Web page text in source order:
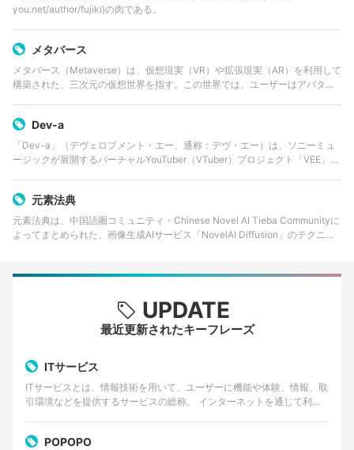
you.net/author/fujiki)の肉である。
メタバース
メタバース（Metaverse）は、仮想現実（VR）や拡張現実（AR）を利用して
構築された、三次元の仮想世界を指す。この世界では、ユーザーはアバター
Dev-a
「Dev-a」（デヴェロプメント・エー、通称：デヴ・エー）は、ソニーミュ
ージックが展開するバーチャルYouTuber（VTuber）プロジェクト「VEE」に
元素法典
元素法典は、中国語圏コミュニティ・Chinese Novel AI Tieba Communityに
よってまとめられた、画像生成AIサービス「NovelAI Diffusion」のテクニッ
UPDATE
最近更新されたキーフレーズ
ITサービス
ITサービスとは、情報技術を用いて、ユーザーに機能や体験、情報、取
引環境などを提供するサービスの総称。 インターネットを通じて利用
POPOPO